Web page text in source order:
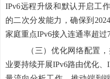
IPv6远程升级和默认开启工
的二次分发能力，确保到
家庭重点IPv6接入连通率超过
（三）优化网络配置
业要持续开展IPv6路由优化